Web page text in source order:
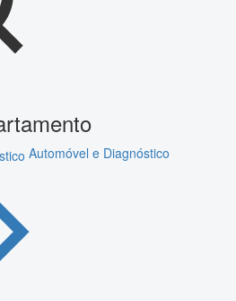
Automóvel e Diagnóstico